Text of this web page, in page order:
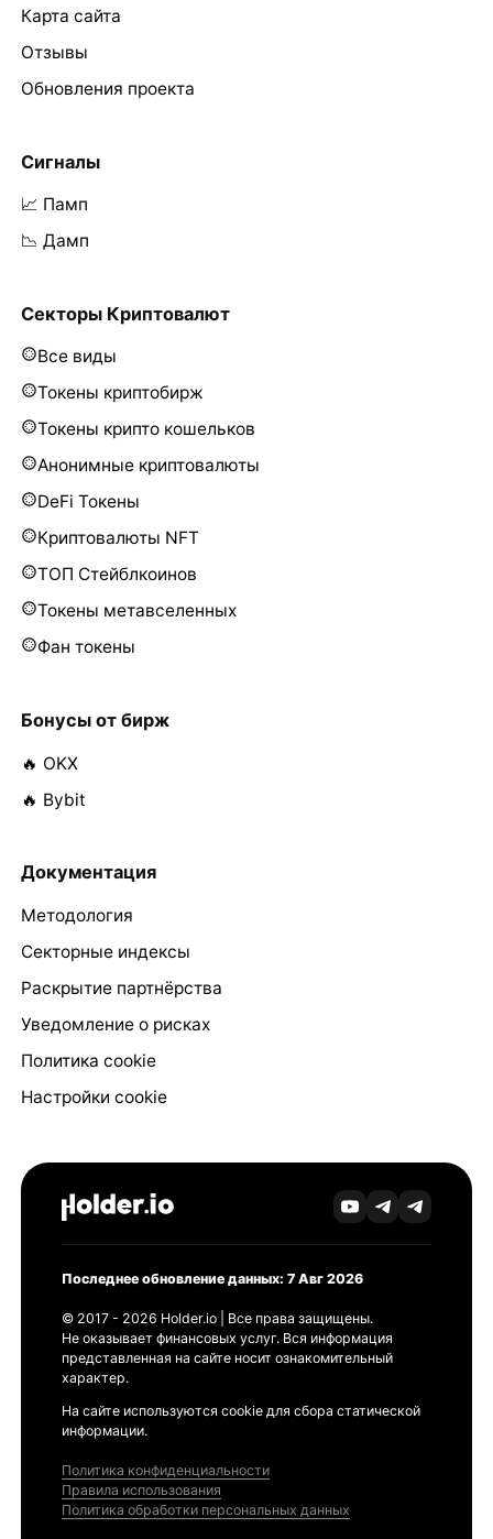
Карта сайта
Отзывы
Обновления проекта
Сигналы
📈 Памп
📉 Дамп
Секторы Криптовалют
Все виды
Токены криптобирж
Токены крипто кошельков
Анонимные криптовалюты
DeFi Токены
Криптовалюты NFT
ТОП Стейблкоинов
Токены метавселенных
Фан токены
Бонусы от бирж
🔥 OKX
🔥 Bybit
Документация
Методология
Секторные индексы
Раскрытие партнёрства
Уведомление о рисках
Политика cookie
Настройки cookie
Последнее обновление данных: 7 Авг 2026
© 2017 - 2026 Holder.io | Все права защищены.
Не оказывает финансовых услуг. Вся информация
представленная на сайте носит ознакомительный
характер.
На сайте используются cookie для сбора статической
информации.
Политика конфиденциальности
Правила использования
Политика обработки персональных данных